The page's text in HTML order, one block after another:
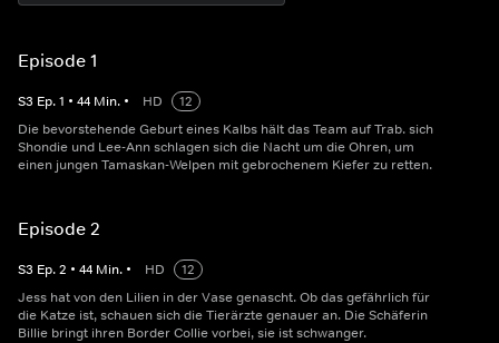
Episode 1
S3 Ep.1 • 44 Min. • HD
12
Die bevorstehende Geburt eines Kalbs hält das Team auf Trab. sich
Shondie und Lee-Ann schlagen sich die Nacht um die Ohren, um
einen jungen Tamaskan-Welpen mit gebrochenem Kiefer zu retten.
Episode 2
S3 Ep.2 • 44 Min. • HD
12
Jess hat von den Lilien in der Vase genascht. Ob das gefährlich für
die Katze ist, schauen sich die Tierärzte genauer an. Die Schäferin
Billie bringt ihren Border Collie vorbei, sie ist schwanger.